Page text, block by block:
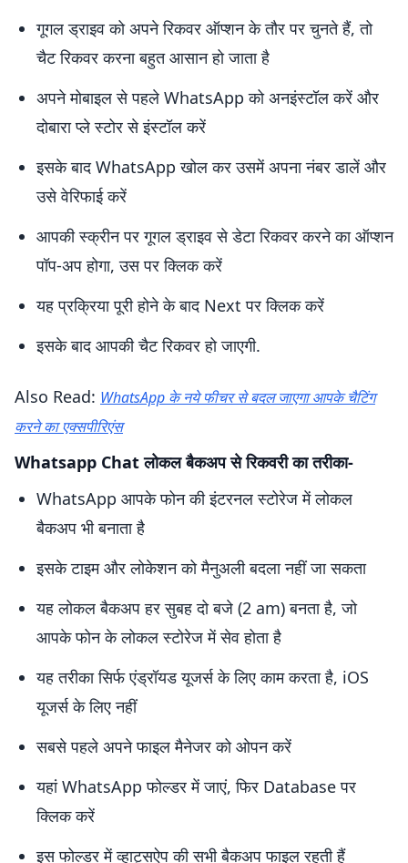
गूगल ड्राइव को अपने रिकवर ऑप्शन के तौर पर चुनते हैं, तो
चैट रिकवर करना बहुत आसान हो जाता है
अपने मोबाइल से पहले WhatsApp को अनइंस्टॉल करें और
दोबारा प्ले स्टोर से इंस्टॉल करें
इसके बाद WhatsApp खोल कर उसमें अपना नंबर डालें और
उसे वेरिफाई करें
आपकी स्क्रीन पर गूगल ड्राइव से डेटा रिकवर करने का ऑप्शन
पॉप-अप होगा, उस पर क्लिक करें
यह प्रक्रिया पूरी होने के बाद Next पर क्लिक करें
इसके बाद आपकी चैट रिकवर हो जाएगी.
Also Read: WhatsApp के नये फीचर से बदल जाएगा आपके चैटिंग
करने का एक्सपीरिएंस
Whatsapp Chat लोकल बैकअप से रिकवरी का तरीका-
WhatsApp आपके फोन की इंटरनल स्टोरेज में लोकल
बैकअप भी बनाता है
इसके टाइम और लोकेशन को मैनुअली बदला नहीं जा सकता
यह लोकल बैकअप हर सुबह दो बजे (2 am) बनता है, जो
आपके फोन के लोकल स्टोरेज में सेव होता है
यह तरीका सिर्फ एंड्रॉयड यूजर्स के लिए काम करता है, iOS
यूजर्स के लिए नहीं
सबसे पहले अपने फाइल मैनेजर को ओपन करें
यहां WhatsApp फोल्डर में जाएं, फिर Database पर
क्लिक करें
इस फोल्डर में व्हाट्सऐप की सभी बैकअप फाइल रहती हैं